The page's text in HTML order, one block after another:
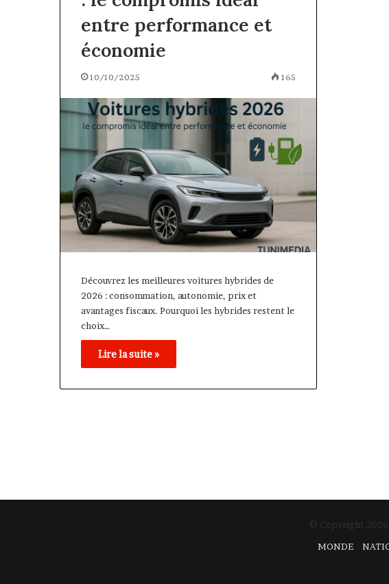
entre performance et
économie
10/10/2025 165
Découvrez les meilleures voitures hybrides de
2026 : consommation, autonomie, prix et
avantages fiscaux. Pourquoi les hybrides restent le
choix…
Lire la suite »
© Copyright
MONDE